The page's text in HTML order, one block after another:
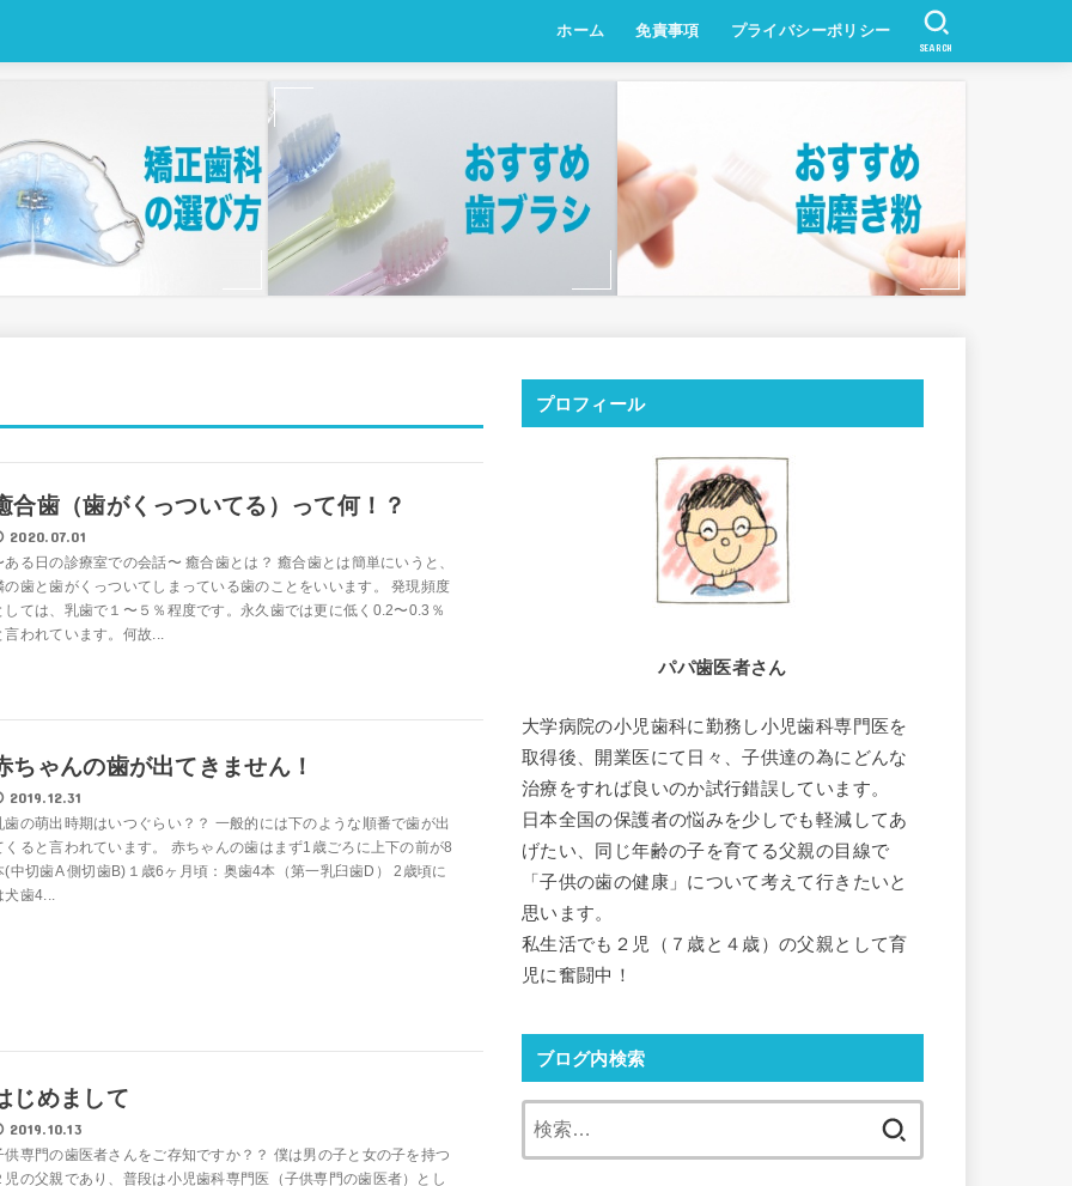
ホーム 免責事項 プライバシーポリシー
SEARCH
合歯（歯がくっついてる）って何！？
2020.07.01
ある日の診療室での会話〜 癒合歯とは？ 癒合歯とは簡単にいうと、
の歯と歯がくっついてしまっている歯のことをいいます。 発現頻度
しては、乳歯で１〜５％程度です。永久歯では更に低く0.2〜0.3％
言われています。何故...
ちゃんの歯が出てきません！
2019.12.31
歯の萌出時期はいつぐらい？？ 一般的には下のような順番で歯が出
くると言われています。 赤ちゃんの歯はまず1歳ごろに上下の前が8
(中切歯A 側切歯B)１歳6ヶ月頃：奥歯4本（第一乳臼歯D） 2歳頃に
犬歯4...
じめまして
2019.10.13
供専門の歯医者さんをご存知ですか？？ 僕は男の子と女の子を持つ
児の父親であり、普段は小児歯科専門医（子供専門の歯医者）とし
プロフィール
パパ歯医者さん
大学病院の小児歯科に勤務し小児歯科専門医を
取得後、開業医にて日々、子供達の為にどんな
治療をすれば良いのか試行錯誤しています。
日本全国の保護者の悩みを少しでも軽減してあ
げたい、同じ年齢の子を育てる父親の目線で
「子供の歯の健康」について考えて行きたいと
思います。
私生活でも２児（７歳と４歳）の父親として育
児に奮闘中！
ブログ内検索